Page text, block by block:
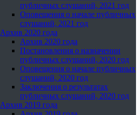
публичных слушаний, 2021 год
Оповещения о начале публичных
слушаний, 2021 год
Архив 2020 года
Архив 2020 года
Постановления о назначении
публичных слушаний, 2020 год
Оповещения о начале публичных
слушаний, 2020 год
Заключения о результатах
публичных слушаний, 2020 год
Архив 2019 года